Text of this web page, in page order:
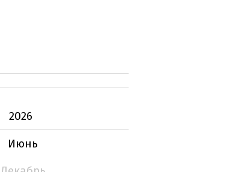
2026
Июнь